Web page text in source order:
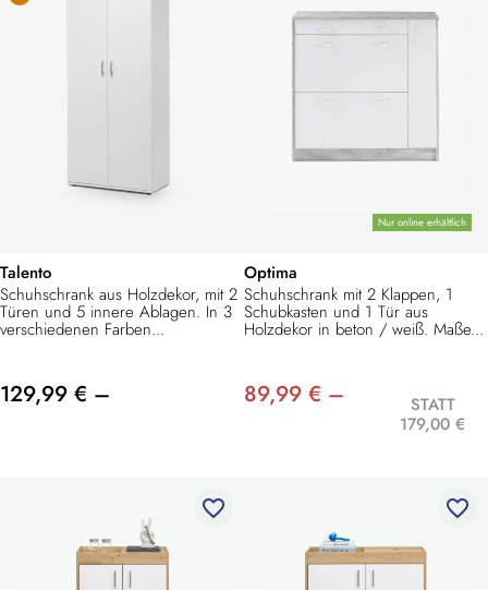
Talento
Schuhschrank aus Holzdekor, mit 2
Türen und 5 innere Ablagen. In 3
verschiedenen Farben...
129,99 € –
Nur online erhältlich
Optima
Schuhschrank mit 2 Klappen, 1
Schubkasten und 1 Tür aus
Holzdekor in beton / weiß. Maße...
89,99 € –
STATT
179,00 €
favorite_border favorite_border